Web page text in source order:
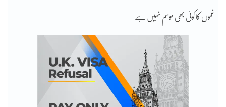
غموں کا کوئی بھی موسم نہیں ہے